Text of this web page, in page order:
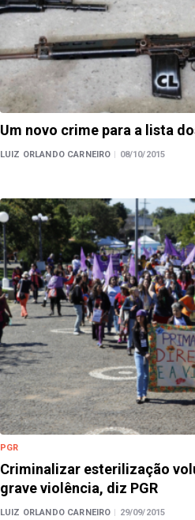
Um novo crime para a lista
LUIZ ORLANDO CARNEIRO 08/10/2015
PGR
Criminalizar esterilização
grave violência, diz PGR
LUIZ ORLANDO CARNEIRO | 29/09/2015